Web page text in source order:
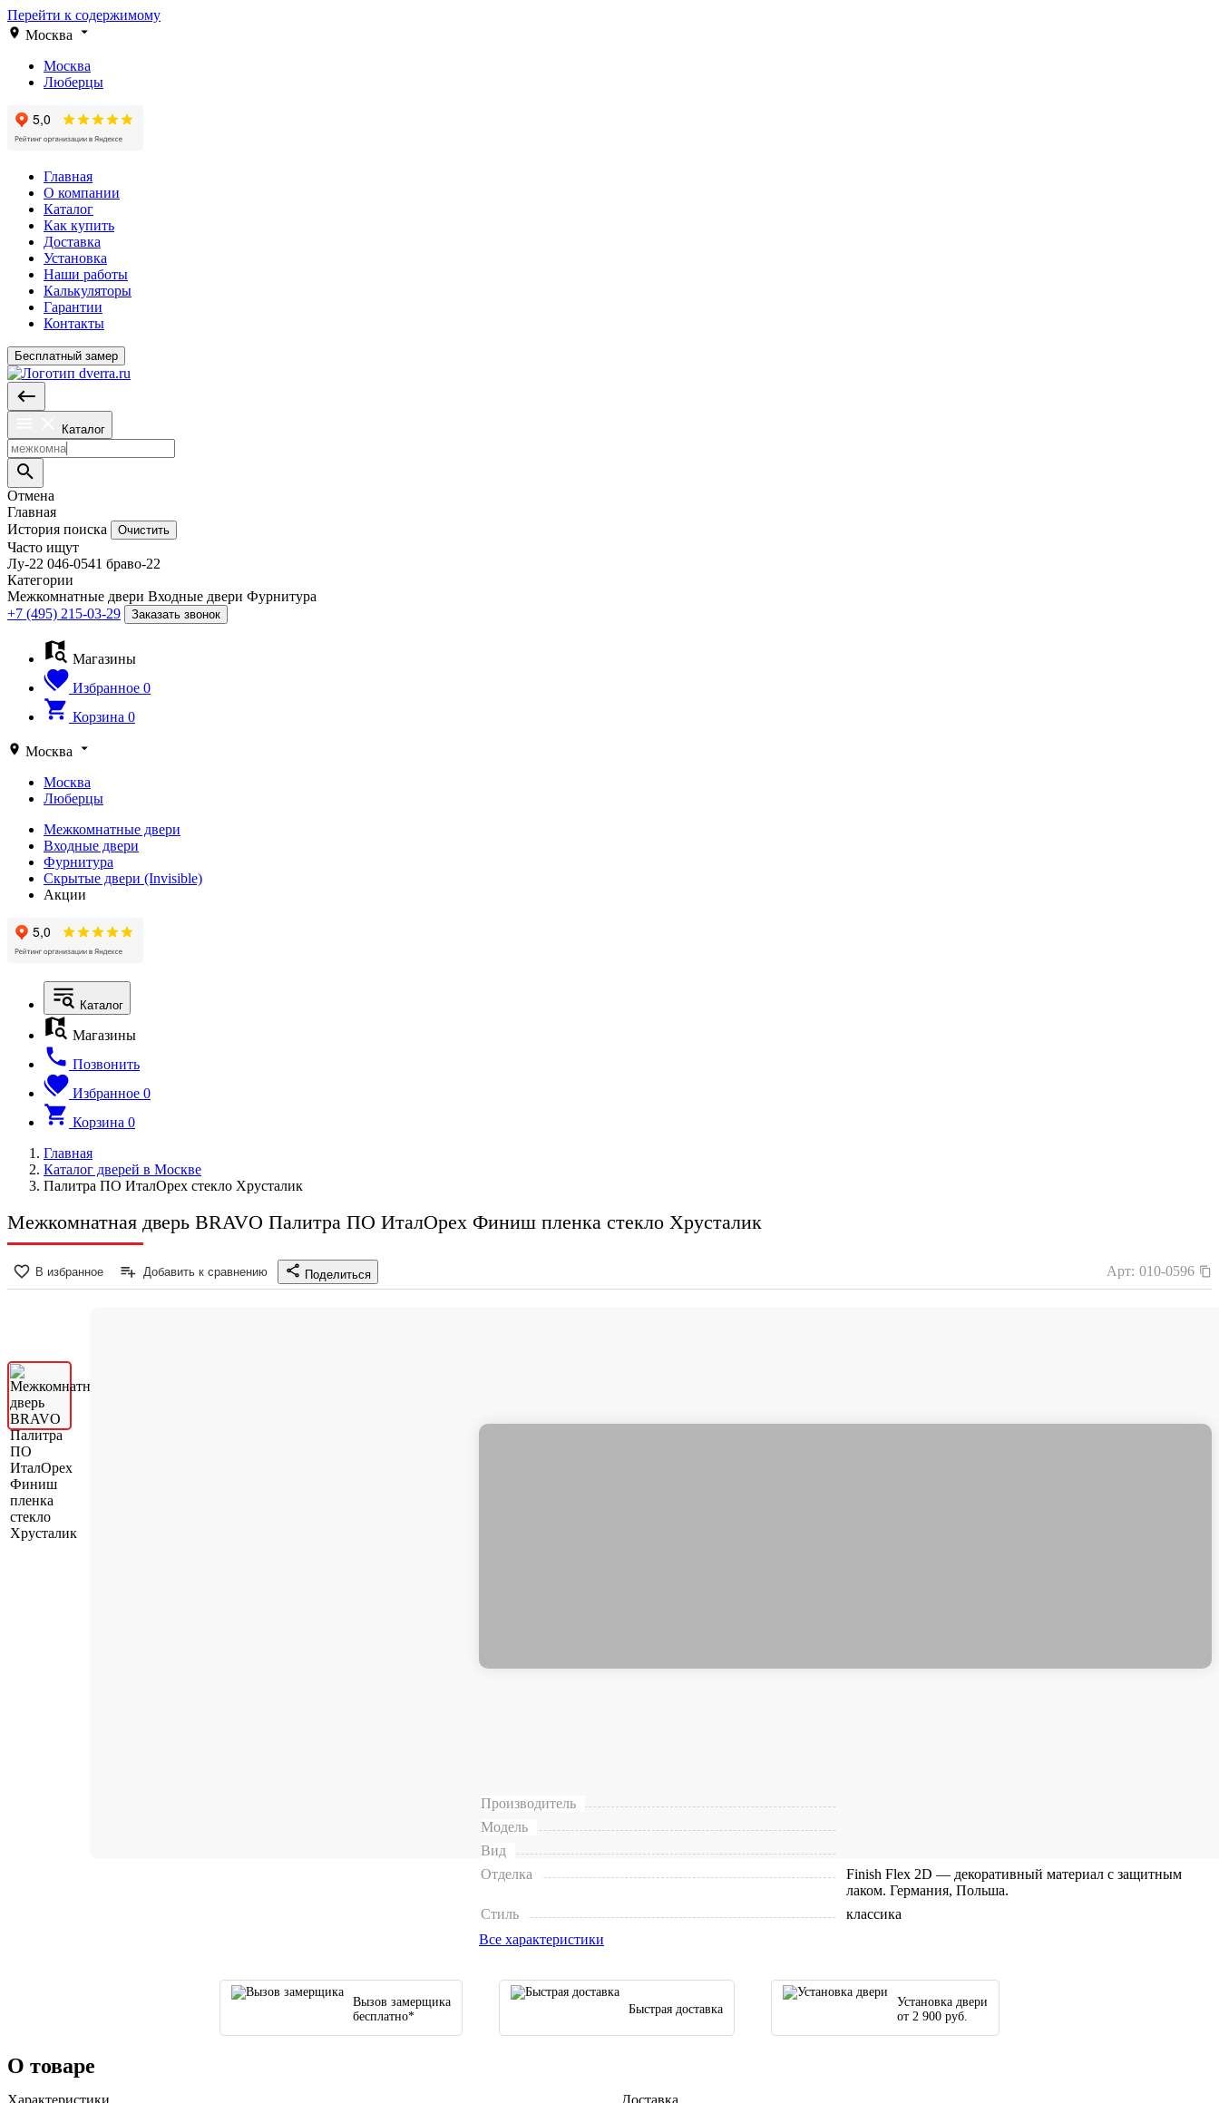
Перейти к содержимому
Москва
Москва
Люберцы
Главная
О компании
Каталог
Как купить
Доставка
Установка
Наши работы
Калькуляторы
Гарантии
Контакты
Бесплатный замер
Каталог
Отмена
Главная
История поиска
Очистить
Часто ищут
Лу-22 046-0541 браво-22
Категории
Межкомнатные двери Входные двери Фурнитура
+7 (495) 215-03-29
Заказать звонок
Магазины
Избранное 0
Корзина 0
Москва
Москва
Люберцы
Межкомнатные двери
Входные двери
Фурнитура
Скрытые двери (Invisible)
Акции
Каталог
Магазины
Позвонить
Избранное 0
Корзина 0
Главная
Каталог дверей в Москве
Палитра ПО ИталОрех стекло Хрусталик
Межкомнатная дверь BRAVO Палитра ПО ИталОрех Финиш пленка стекло Хрусталик
В избранное Добавить к сравнению Поделиться Арт: 010-0596
Производитель
Модель
Вид
Отделка
Finish Flex 2D — декоративный материал с защитным
лаком. Германия, Польша.
Стиль
классика
Все характеристики
Вызов замерщика
бесплатно*
Быстрая доставка
Установка двери
от 2 900 руб.
О товаре
Характеристики
Доставка